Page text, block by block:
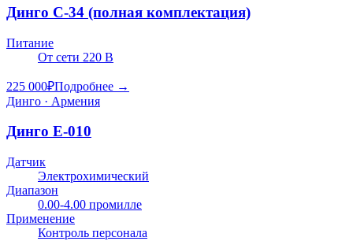
Динго C-34 (полная комплектация)
Питание
От сети 220 В
225 000₽Подробнее →
Динго · Армения
Динго Е-010
Датчик
Электрохимический
Диапазон
0.00-4.00 промилле
Применение
Контроль персонала